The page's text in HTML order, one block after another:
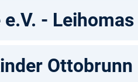
-
Ottobrunn